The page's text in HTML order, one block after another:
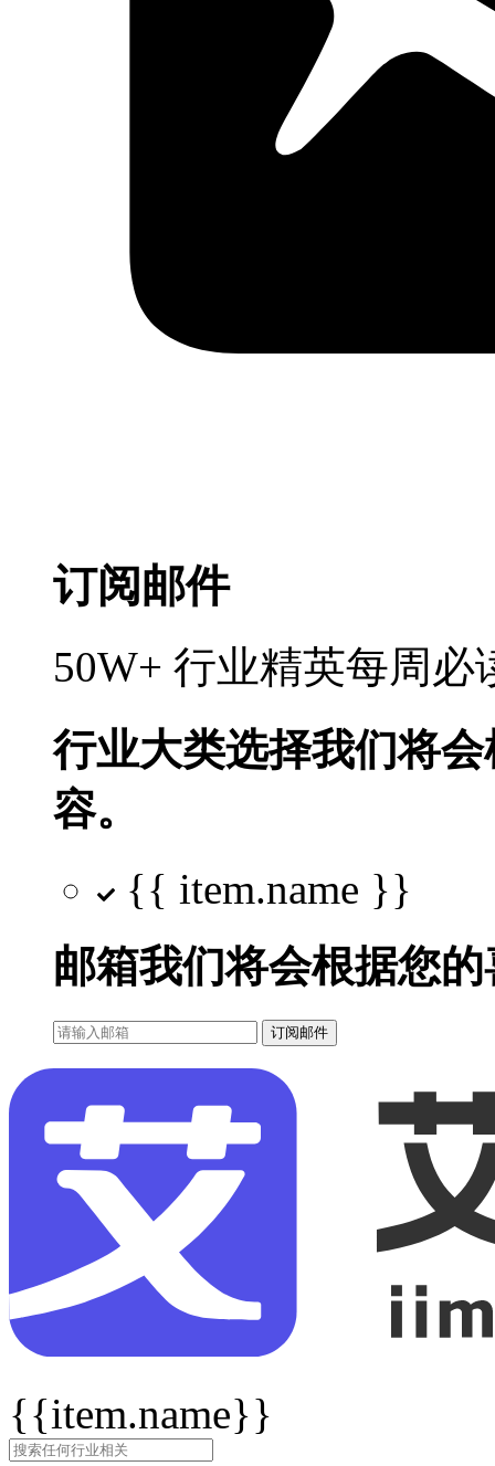
订阅邮件
50W+ 行业精英每周
行业大类选择我们将
容。
{{ item.name }}
邮箱我们将会根据您
订阅邮件
{{item.name}}